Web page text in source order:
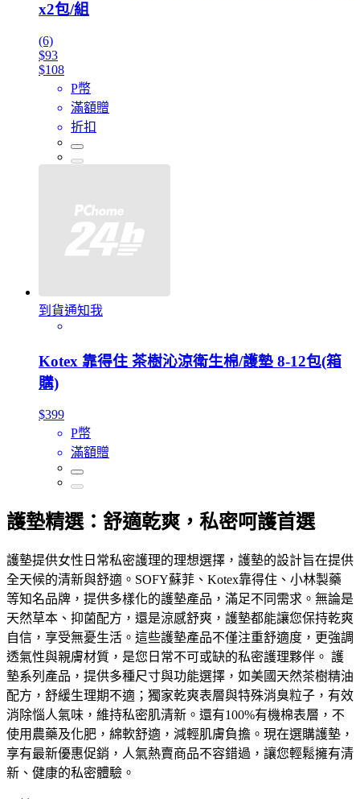
x2包/組
(6)
$93
$108
P幣
滿額贈
折扣
到貨通知我
Kotex 靠得住 茶樹沁涼衛生棉/護墊 8-12包(箱
購)
$399
P幣
滿額贈
護墊精選：舒適乾爽，私密呵護首選
護墊提供女性日常私密護理的理想選擇，護墊的設計旨在提供
全天候的清新與舒適。SOFY蘇菲、Kotex靠得住、小林製藥
等知名品牌，提供多樣化的護墊產品，滿足不同需求。無論是
天然草本、抑菌配方，還是涼感舒爽，護墊都能讓您保持乾爽
自信，享受無憂生活。這些護墊產品不僅注重舒適度，更強調
透氣性與親膚材質，是您日常不可或缺的私密護理夥伴。 護
墊系列產品，提供多種尺寸與功能選擇，如美國天然茶樹精油
配方，舒緩生理期不適；獨家乾爽表層與特殊消臭粒子，有效
消除惱人氣味，維持私密肌清新。還有100%有機棉表層，不
使用農藥及化肥，綿軟舒適，減輕肌膚負擔。現在選購護墊，
享有最新優惠促銷，人氣熱賣商品不容錯過，讓您輕鬆擁有清
新、健康的私密體驗。